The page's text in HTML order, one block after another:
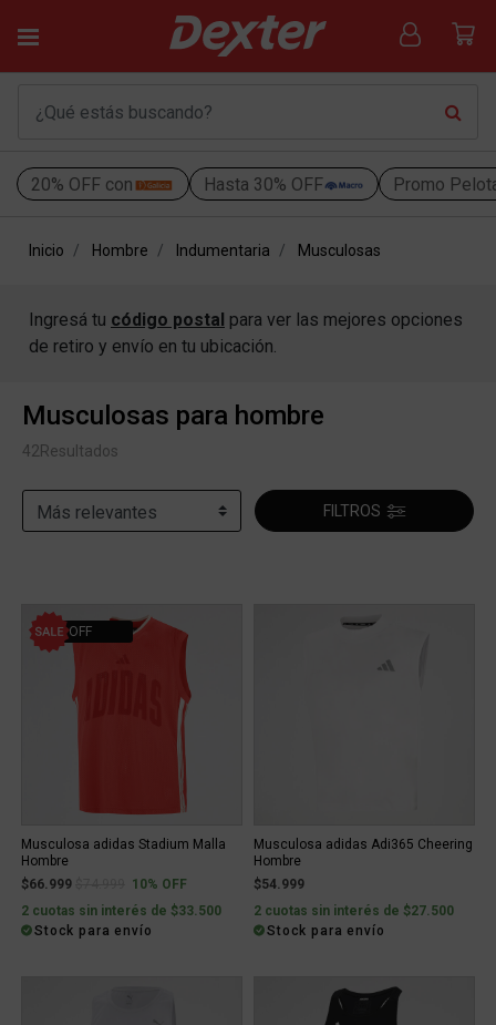
20% OFF con Hasta 30% OFF Promo
Inicio Hombre Indumentaria Musculosas
Ingresá tu código postal para ver las mejores opciones
de retiro y envío en tu ubicación.
Musculosas para hombre
42Resultados
FILTROS
10% OFF
Musculosa adidas Stadium Malla
Hombre
$66.999
Price reduced from
to10% OFF
2 cuotas sin interés de $33.500
Stock para envío
Musculosa adidas Adi365 Cheering
Hombre
$54.999
2 cuotas sin interés de $27.500
Stock para envío